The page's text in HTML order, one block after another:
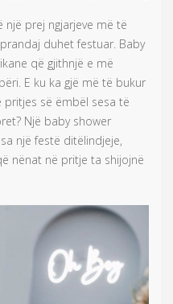
një prej ngjarjeve më të
duhet festuar. Baby
që gjithnjë e më
E ku ka gjë më të bukur
së ëmbël sesa të
Një baby shower
një festë ditëlindjeje,
nënat në pritje ta shijojnë